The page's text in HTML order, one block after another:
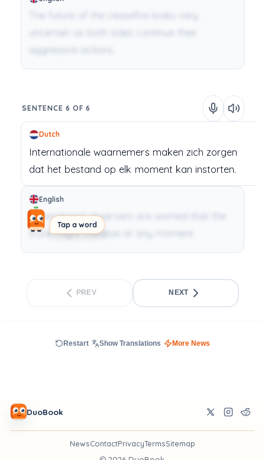
Tap a word
SENTENCE 6 OF 6
Dutch
Internationale waarnemers maken zich zorgen
dat het bestand op elk moment kan instorten.
English
International observers are worried that the
truce might collapse at any moment.
PREV NEXT
Restart Show Translations More News
DuoBook
NewsContactPrivacyTermsSitemap